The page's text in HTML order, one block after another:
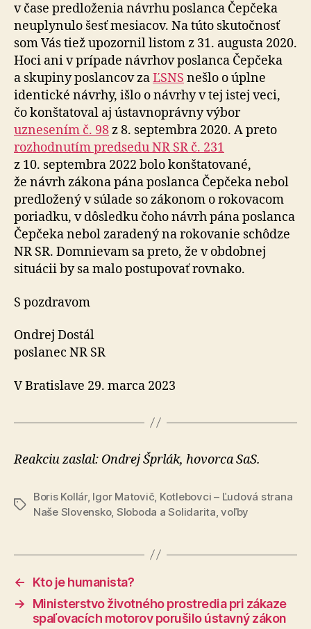
v čase predloženia návrhu poslanca Čepčeka
neuplynulo šesť mesiacov. Na túto skutočnosť
som Vás tiež upozornil listom z 31. augusta 2020.
Hoci ani v prípade návrhov poslanca Čepčeka
a skupiny poslancov zaĽSNS nešlo o úplne
identické návrhy, išlo o návrhy v tej istej veci,
čo konštatoval aj ústavnoprávny výbor
uznesením č. 98z 8. septembra 2020. A preto
rozhodnutím predsedu NR SR č. 231
z 10. septembra 2022 bolo konštatované,
že návrh zákona pána poslanca Čepčeka nebol
predložený v súlade so zákonom o rokovacom
poriadku, v dôsledku čoho návrh pána poslanca
Čepčeka nebol zaradený na rokovanie schôdze
NR SR. Domnievam sa preto, že v obdobnej
situácii by sa malo postupovať rovnako.
S pozdravom
Ondrej Dostál
poslanec NR SR
V Bratislave 29. marca 2023
Reakciu zaslal: Ondrej Šprlák, hovorca SaS.
Značky
Boris Kollár, Igor Matovič Kotlebovci – Ľudová strana
Naše Slovensko, Sloboda a Solidarita ,voľby
←
Kto je humanista?
→
Ministerstvo životného prostredia pri zákaze
spaľovacích motorov porušilo ústavný zákon